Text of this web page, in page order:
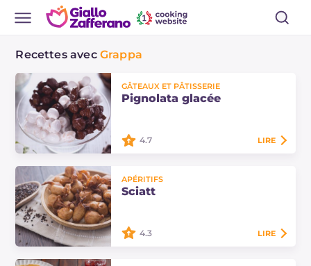
Recettes avec Grappa
GÂTEAUX ET PÂTISSERIE
Pignolata glacée
typique du Carnaval sicilien, ce sont
des petites boulettes frites
4.7 LIRE
APÉRITIFS
Sciatt
4.3 LIRE